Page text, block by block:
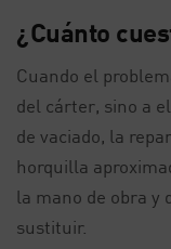
¿Cuánto
Cuando el
del cárter, sino a
de vaciado, la
horquilla
la mano de obra y
sustituir.